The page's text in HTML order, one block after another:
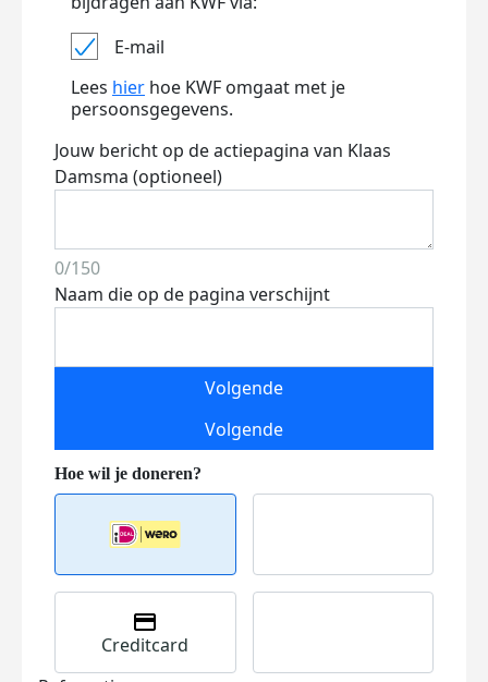
E-mail
Lees hier hoe KWF omgaat met je
persoonsgegevens.
Jouw bericht op de actiepagina van Klaas
Damsma (optioneel)
0/150
Naam die op de pagina verschijnt
Volgende
Volgende
Creditcard